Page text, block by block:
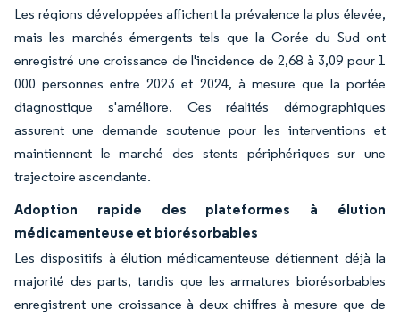
Les régions développées affichent la prévalence la plus élevée,
mais les marchés émergents tels que la Corée du Sud ont
enregistré une croissance de l'incidence de 2,68 à 3,09 pour 1
000 personnes entre 2023 et 2024, à mesure que la portée
diagnostique s'améliore. Ces réalités démographiques
assurent une demande soutenue pour les interventions et
maintiennent le marché des stents périphériques sur une
trajectoire ascendante.
Adoption rapide des plateformes à élution
médicamenteuse et biorésorbables
Les dispositifs à élution médicamenteuse détiennent déjà la
majorité des parts, tandis que les armatures biorésorbables
enregistrent une croissance à deux chiffres à mesure que de